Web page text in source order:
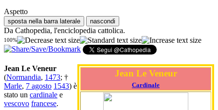
Aspetto
sposta nella barra laterale nascondi
Da Cathopedia, l'enciclopedia cattolica.
100%
Jean Le Veneur
Cardinale
Jean Le Veneur
(Normandia, 1473; †
Marle, 7 agosto 1543) è
stato un cardinale e
vescovo francese.